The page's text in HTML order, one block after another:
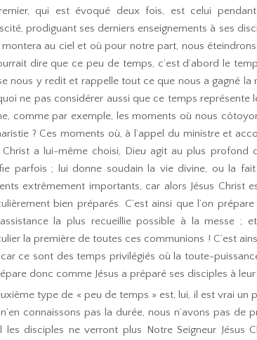
qui est évoqué deux fois, est celui
prodiguant ses derniers enseignements à ses
montera au ciel et où pour notre part, nous
dire que ce peu de temps, c’est d’abord le
nous y redit et rappelle tout ce que nous a gagné
ne pas considérer aussi que ce temps représente
comme par exemple, les moments où nous
? Ces moments où, à l’appel du ministre et
Christ a lui-même choisi, Dieu agit au plus
parfois ; lui donne soudain la vie divine, ou la
extrêmement importants, car alors Jésus Christ
bien préparés. C’est ainsi que l’on
la plus recueillie possible à la messe ;
la première de toutes ces communions ! C’est
ce sont des temps privilégiés où la toute-
donc comme Jésus a préparé ses disciples à
type de « peu de temps » est, lui, il est vrai un
connaissons pas la durée, nous n’avons pas de
les disciples ne verront plus Notre Seigneur Jésus